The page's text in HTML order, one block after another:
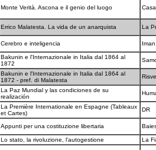
Monte Verità. Ascona e il genio del luogo
Errico Malatesta. La vida de un anarquista La
Cerebro e inteligencia
Bakunin e l'Internazionale in Italia dal 1864 al
1872
Bakunin e l'Internazionale in Italia dal 1864 al
1872 - pref. di Malatesta
La Paz Mundial y las condiciones de su
realización
La Première Internationale en Espagne (Tableaux
et Cartes)
DR
Appunti per una costituzione libertaria
Lo stato, la rivoluzione, l'autogestione La